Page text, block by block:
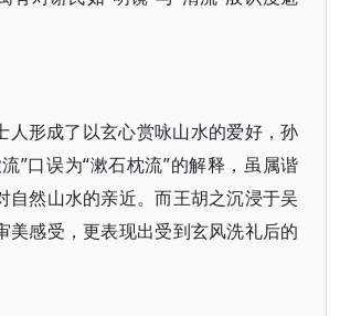
人形成了以玄心赏咏山水的爱好，孙
”口误为“漱石枕流”的解释，虽属谐
自然山水的亲近。而王胡之沉浸于吴
美感受，更表现出受到玄风洗礼后的